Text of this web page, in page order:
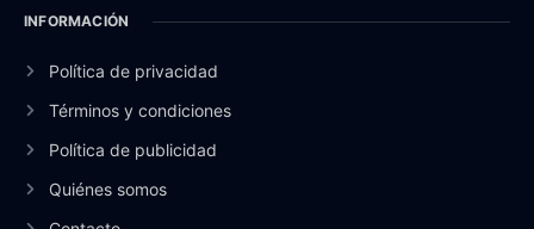
INFORMACIÓN
Política de privacidad
Términos y condiciones
Política de publicidad
Quiénes somos